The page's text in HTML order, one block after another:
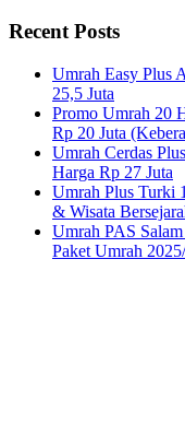
Recent Posts
Umrah Easy Plus
25,5 Juta
Promo Umrah 20
Rp 20 Juta
Umrah Cerdas
Harga Rp 27 Juta
Umrah Plus Turki
& Wisata
Umrah PAS
Paket Umrah